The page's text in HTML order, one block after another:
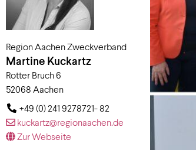
Region Aachen Zweckverband
Martine Kuckartz
Rotter Bruch 6
52068 Aachen
+49 (0) 241 9278721- 82
kuckartz@regionaachen.de
Zur Webseite